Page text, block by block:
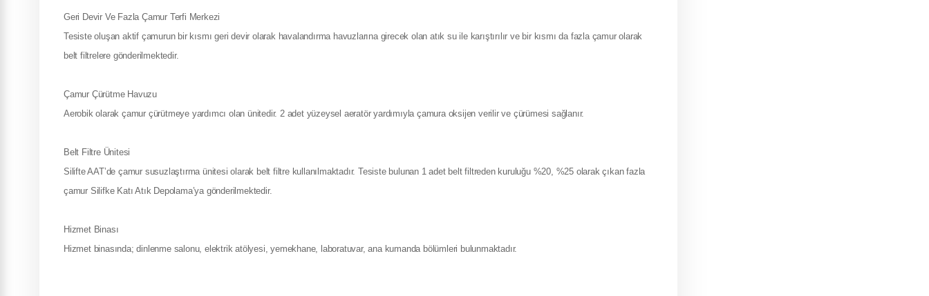
Geri Devir Ve Fazla Çamur Terfi Merkezi
Tesiste oluşan aktif çamurun bir kısmı geri devir olarak havalandırma havuzlarına girecek olan atık su ile karıştırılır ve bir kısmı da fazla çamur olarak
belt filtrelere gönderilmektedir.
Çamur Çürütme Havuzu
Aerobik olarak çamur çürütmeye yardımcı olan ünitedir. 2 adet yüzeysel aeratör yardımıyla çamura oksijen verilir ve çürümesi sağlanır.
Belt Filtre Ünitesi
Silifte AAT’de çamur susuzlaştırma ünitesi olarak belt filtre kullanılmaktadır. Tesiste bulunan 1 adet belt filtreden kuruluğu %20, %25 olarak çıkan fazla
çamur Silifke Katı Atık Depolama’ya gönderilmektedir.
Hizmet Binası
Hizmet binasında; dinlenme salonu, elektrik atölyesi, yemekhane, laboratuvar, ana kumanda bölümleri bulunmaktadır.